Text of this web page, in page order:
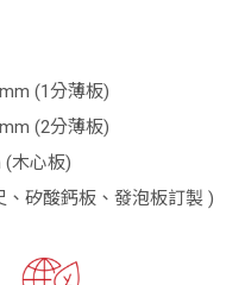
(1分薄板)
(2分薄板)
(木心板)
、矽酸鈣板、發泡板訂製 )